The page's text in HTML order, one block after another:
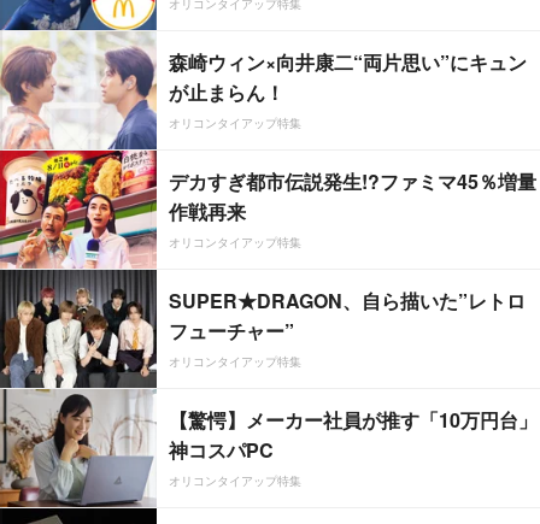
オリコンタイアップ特集
森崎ウィン×向井康二“両片思い”にキュン
が止まらん！
オリコンタイアップ特集
デカすぎ都市伝説発生!?ファミマ45％増量
作戦再来
オリコンタイアップ特集
SUPER★DRAGON、自ら描いた”レトロ
フューチャー”
オリコンタイアップ特集
【驚愕】メーカー社員が推す「10万円台」
神コスパPC
オリコンタイアップ特集